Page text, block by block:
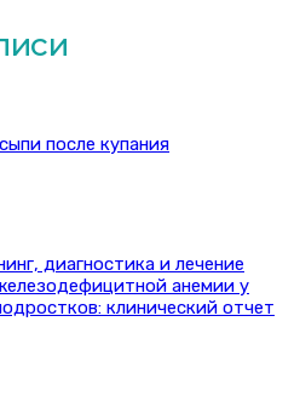
после купания
диагностика и лечение
анемии у
клинический отчет